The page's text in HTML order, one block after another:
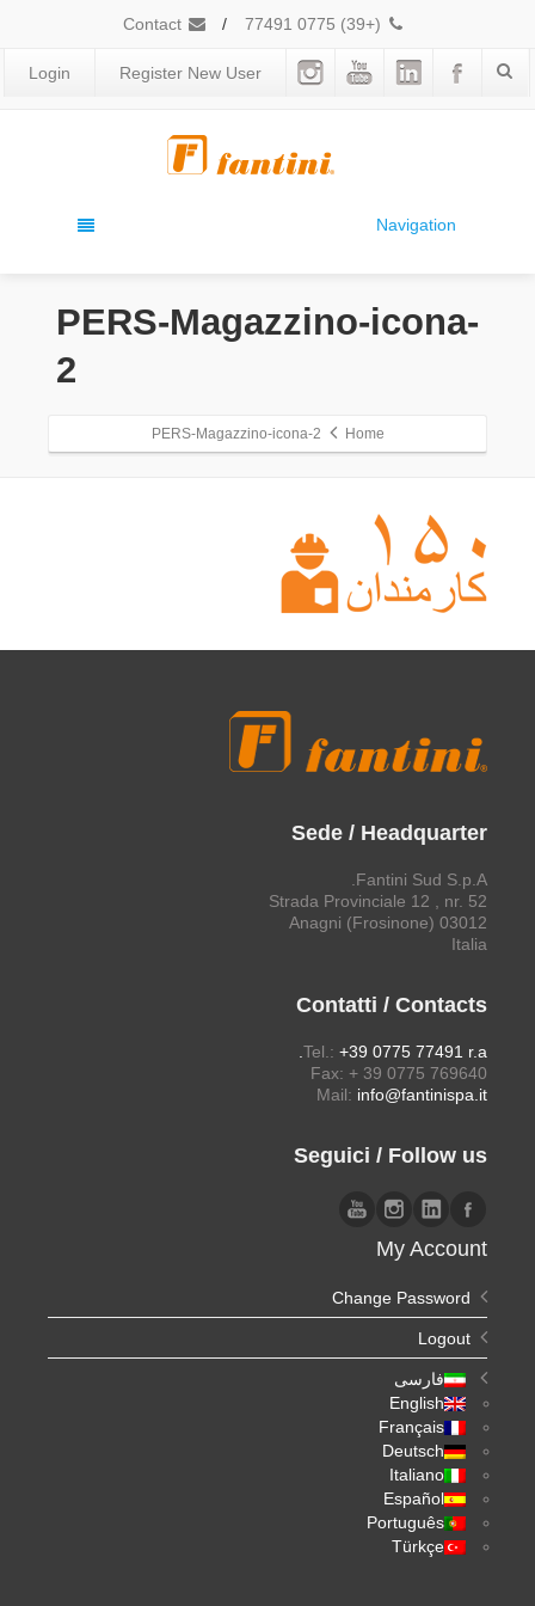
(+39) 0775 77491
/
Contact
Login Register New User
Navigation
PERS-Magazzino-icona-
2
PERS-Magazzino-icona-2 Home
Sede / Headquarter
Fantini Sud S.p.A.
Strada Provinciale 12 , nr. 52
03012 Anagni (Frosinone)
Italia
Contatti / Contacts
Tel.: +39 0775 77491 r.a.
Fax: + 39 0775 769640
Mail: info@fantinispa.it
Seguici / Follow us
My Account
Change Password
Logout
فارسی
English
Français
Deutsch
Italiano
Español
Português
Türkçe